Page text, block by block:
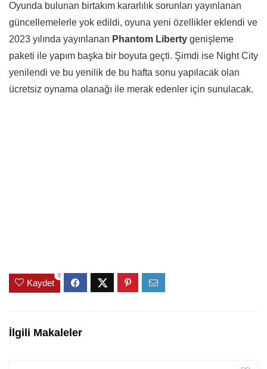
Oyunda bulunan birtakım kararlılık sorunları yayınlanan
güncellemelerle yok edildi, oyuna yeni özellikler eklendi ve
2023 yılında yayınlanan Phantom Liberty genişleme
paketi ile yapım başka bir boyuta geçti. Şimdi ise Night City
yenilendi ve bu yenilik de bu hafta sonu yapılacak olan
ücretsiz oynama olanağı ile merak edenler için sunulacak.
Kaydet
0
İlgili Makaleler